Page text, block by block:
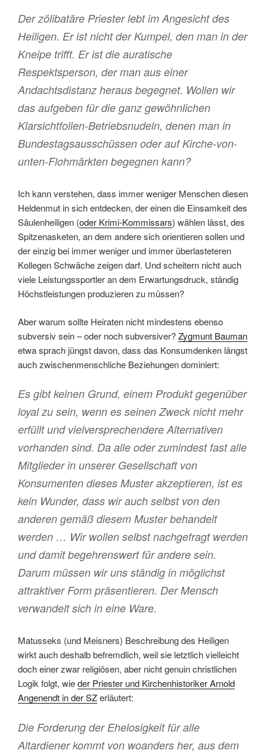
Der zölibatäre Priester lebt im Angesicht des
Heiligen. Er ist nicht der Kumpel, den man in der
Kneipe trifft. Er ist die auratische
Respektsperson, der man aus einer
Andachtsdistanz heraus begegnet. Wollen wir
das aufgeben für die ganz gewöhnlichen
Klarsichtfolien-Betriebsnudeln, denen man in
Bundestagsausschüssen oder auf Kirche-von-
unten-Flohmärkten begegnen kann?
Ich kann verstehen, dass immer weniger Menschen diesen
Heldenmut in sich entdecken, der einen die Einsamkeit des
Säulenheiligen (oder Krimi-Kommissars) wählen lässt, des
Spitzenasketen, an dem andere sich orientieren sollen und
der einzig bei immer weniger und immer überlasteteren
Kollegen Schwäche zeigen darf. Und scheitern nicht auch
viele Leistungssportler an dem Erwartungsdruck, ständig
Höchstleistungen produzieren zu müssen?
Aber warum sollte Heiraten nicht mindestens ebenso
subversiv sein – oder noch subversiver?Zygmunt Bauman
etwa sprach jüngst davon, dass das Konsumdenken längst
auch zwischenmenschliche Beziehungen dominiert:
Es gibt keinen Grund, einem Produkt gegenüber
loyal zu sein, wenn es seinen Zweck nicht mehr
erfüllt und vielversprechendere Alternativen
vorhanden sind. Da alle oder zumindest fast alle
Mitglieder in unserer Gesellschaft von
Konsumenten dieses Muster akzeptieren, ist es
kein Wunder, dass wir auch selbst von den
anderen gemäß diesem Muster behandelt
werden … Wir wollen selbst nachgefragt werden
und damit begehrenswert für andere sein.
Darum müssen wir uns ständig in möglichst
attraktiver Form präsentieren. Der Mensch
verwandelt sich in eine Ware.
Matusseks (und Meisners) Beschreibung des Heiligen
wirkt auch deshalb befremdlich, weil sie letztlich vielleicht
doch einer zwar religiösen, aber nicht genuin christlichen
Logik folgt, wieder Priester und Kirchenhistoriker Arnold
Angenendt in der SZerläutert:
Die Forderung der Ehelosigkeit für alle
Altardiener kommt von woanders her, aus dem